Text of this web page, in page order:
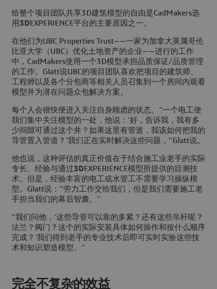
给整个项目团队共享3D建筑模型的自由是CadMakers选
用 3DEXPERIENCE平台的主要原因之一。
在他们为UBC Properties Trust——一家为加拿大英属哥伦
比亚大学（UBC）优化土地资产的企业——进行的工作
中，CadMakers使用一个3D模型承担品质保证/品质管理
的工作。Glatt说UBC的项目团队喜欢把项目的建筑师、
工程师以及各个分包商等相关人员召集到一个房间内观看
模型并为潜在问题众包解决方案。
每个人会很快便进入关注自身顾虑的状态。“一个电工使
我们集中关注模型的一处，他说：‘好，告诉我，我有多
少间隙可通过这个井？如果这里有管道，我该如何把我的
导管置入管道？’我们正在实时解决这些问题，”Glatt说。
他也说，这种评估的真正价值在于结合施工业老手的实际
专长、经验与通过3DEXPERIENCE模型所提供的目测技
术。但是，经验丰富的电工或水管工不需要学习操纵模
型。Glatt说：“劳力工作交给我们，但是我们需要施工老
手担当我们的幕后智囊。”
“我们问他，‘这些导管可以靠的多紧？还有这些吊杆呢？
法兰？阀门？这个的实际安装具体如何操作和按什么顺序
完成？’我们得到老手的专业技术后即可实时实验这些技
术和知识塑造模型。”
完全不复杂的效益